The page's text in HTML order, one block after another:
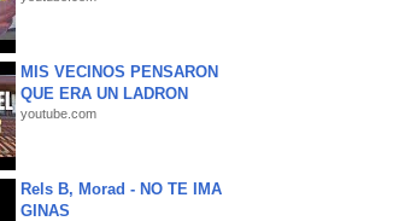
MIS VECINOS PENSARON
QUE ERA UN LADRON
youtube.com
Rels B, Morad - NO TE IMA
GINAS